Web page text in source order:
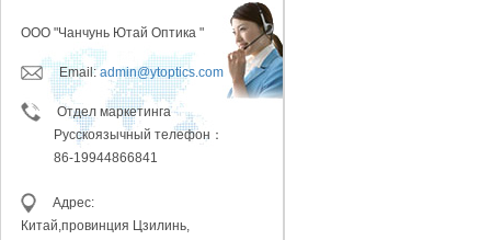
ООО "Чанчунь Ютай Оптика "
Email:admin@ytoptics.com
Отдел маркетинга
Русскоязычный телефон：
86-19944866841
Адрес:
Китай,провинция Цзилинь,